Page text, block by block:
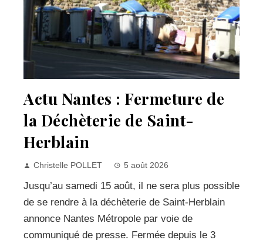
Actu Nantes : Fermeture de
la Déchèterie de Saint-
Herblain
Christelle POLLET 5 août 2026
Jusqu’au samedi 15 août, il ne sera plus possible
de se rendre à la déchèterie de Saint-Herblain
annonce Nantes Métropole par voie de
communiqué de presse. Fermée depuis le 3